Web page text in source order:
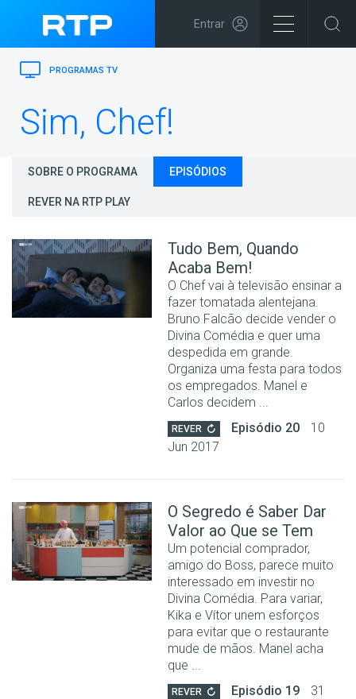
Entrar
PROGRAMAS TV
Sim, Chef!
SOBRE O PROGRAMA EPISÓDIOS
REVER NA RTP PLAY
Tudo Bem, Quando
Acaba Bem!
O Chef vai à televisão ensinar a
fazer tomatada alentejana.
Bruno Falcão decide vender o
Divina Comédia e quer uma
despedida em grande.
Organiza uma festa para todos
os empregados. Manel e
Carlos decidem ...
REVER Episódio 20
10
Jun 2017
O Segredo é Saber Dar
Valor ao Que se Tem
Um potencial comprador,
amigo do Boss, parece muito
interessado em investir no
Divina Comédia. Para variar,
Kika e Vítor unem esforços
para evitar que o restaurante
mude de mãos. Manel acha
que ...
REVER Episódio 19
31